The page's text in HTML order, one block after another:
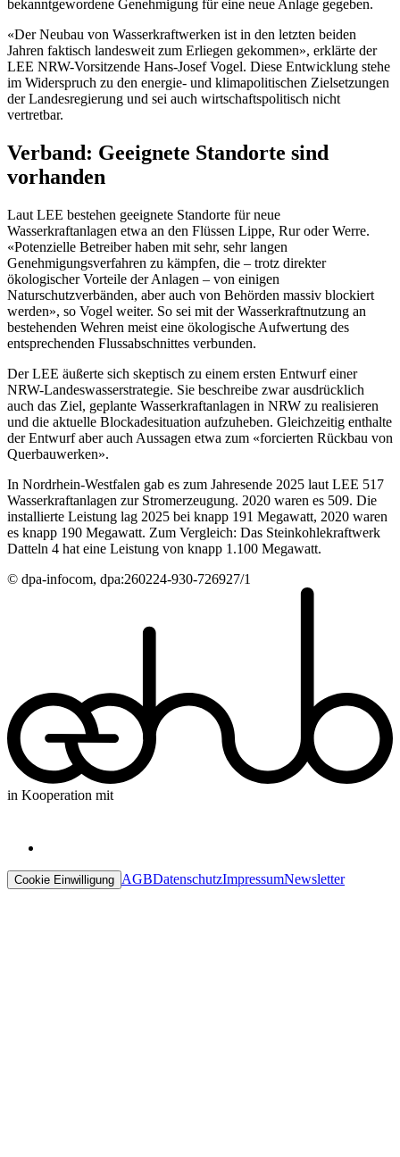
bekanntgewordene Genehmigung für eine neue Anlage gegeben.
«Der Neubau von Wasserkraftwerken ist in den letzten beiden
Jahren faktisch landesweit zum Erliegen gekommen», erklärte der
LEE NRW-Vorsitzende Hans-Josef Vogel. Diese Entwicklung stehe
im Widerspruch zu den energie- und klimapolitischen Zielsetzungen
der Landesregierung und sei auch wirtschaftspolitisch nicht
vertretbar.
Verband: Geeignete Standorte sind
vorhanden
Laut LEE bestehen geeignete Standorte für neue
Wasserkraftanlagen etwa an den Flüssen Lippe, Rur oder Werre.
«Potenzielle Betreiber haben mit sehr, sehr langen
Genehmigungsverfahren zu kämpfen, die – trotz direkter
ökologischer Vorteile der Anlagen – von einigen
Naturschutzverbänden, aber auch von Behörden massiv blockiert
werden», so Vogel weiter. So sei mit der Wasserkraftnutzung an
bestehenden Wehren meist eine ökologische Aufwertung des
entsprechenden Flussabschnittes verbunden.
Der LEE äußerte sich skeptisch zu einem ersten Entwurf einer
NRW-Landeswasserstrategie. Sie beschreibe zwar ausdrücklich
auch das Ziel, geplante Wasserkraftanlagen in NRW zu realisieren
und die aktuelle Blockadesituation aufzuheben. Gleichzeitig enthalte
der Entwurf aber auch Aussagen etwa zum «forcierten Rückbau von
Querbauwerken».
In Nordrhein-Westfalen gab es zum Jahresende 2025 laut LEE 517
Wasserkraftanlagen zur Stromerzeugung. 2020 waren es 509. Die
installierte Leistung lag 2025 bei knapp 191 Megawatt, 2020 waren
es knapp 190 Megawatt. Zum Vergleich: Das Steinkohlekraftwerk
Datteln 4 hat eine Leistung von knapp 1.100 Megawatt.
© dpa-infocom, dpa:260224-930-726927/1
in Kooperation mit
Cookie Einwilligung AGBDatenschutzImpressumNewsletter